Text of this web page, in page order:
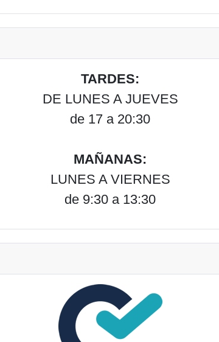
TARDES:
DE LUNES A JUEVES
de 17 a 20:30
MAÑANAS:
LUNES A VIERNES
de 9:30 a 13:30